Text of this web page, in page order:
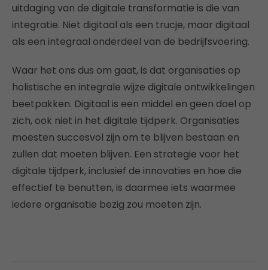
uitdaging van de digitale transformatie is die van
integratie. Niet digitaal als een trucje, maar digitaal
als een integraal onderdeel van de bedrijfsvoering.
Waar het ons dus om gaat, is dat organisaties op
holistische en integrale wijze digitale ontwikkelingen
beetpakken. Digitaal is een middel en geen doel op
zich, ook niet in het digitale tijdperk. Organisaties
moesten succesvol zijn om te blijven bestaan en
zullen dat moeten blijven. Een strategie voor het
digitale tijdperk, inclusief de innovaties en hoe die
effectief te benutten, is daarmee iets waarmee
iedere organisatie bezig zou moeten zijn.